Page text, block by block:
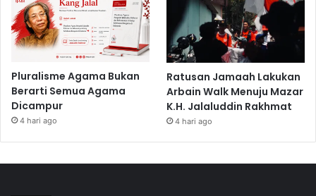
Pluralisme Agama Bukan
Berarti Semua Agama
Dicampur
4 hari ago
Ratusan Jamaah Lakukan
Arbain Walk Menuju Mazar
K.H. Jalaluddin Rakhmat
4 hari ago